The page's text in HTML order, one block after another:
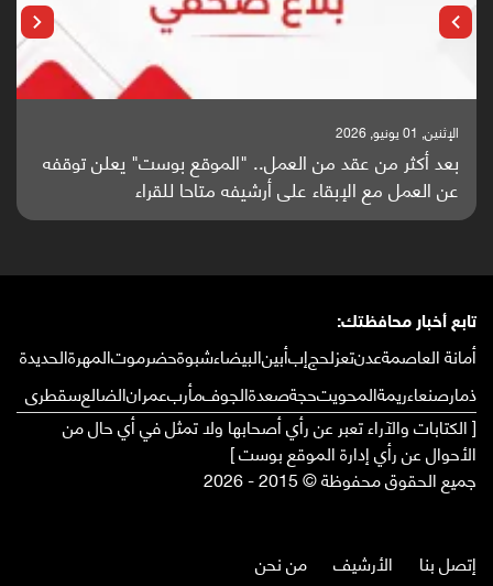
الإثنين, 25 مايو, 2026
باحثون من اليمن يدخلون سباق أبحاث ألزهايمر بدراسة
واعدة منشورة عالميا (ترجمة)
تابع أخبار محافظتك:
أمانة العاصمةعدنتعزلحجإبأبينالبيضاءشبوةحضرموتالمهرةالحديدة
ذمارصنعاءريمةالمحويتحجةصعدةالجوفمأربعمرانالضالعسقطرى
[ الكتابات والآراء تعبر عن رأي أصحابها ولا تمثل في أي حال من
الأحوال عن رأي إدارة الموقع بوست ]
جميع الحقوق محفوظة © 2015 - 2026
إتصل بنا الأرشيف من نحن